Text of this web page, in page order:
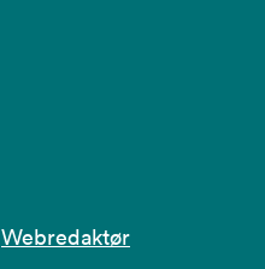
Webredaktør